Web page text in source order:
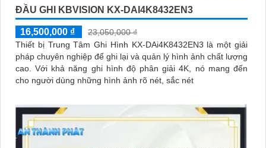
ĐẦU GHI KBVISION KX-DAI4K8432EN3
16,500,000 ₫
23,050,000 ₫
Thiết bị Trung Tâm Ghi Hình KX-DAi4K8432EN3 là một giải
pháp chuyên nghiệp để ghi lại và quản lý hình ảnh chất lượng
cao. Với khả năng ghi hình độ phân giải 4K, nó mang đến
cho người dùng những hình ảnh rõ nét, sắc nét